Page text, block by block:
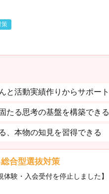
策
と活動実績作りからサポート
たる思考の基盤を構築できる
、本物の知見を習得できる
合型選抜対策
験・入会受付を停止しました】